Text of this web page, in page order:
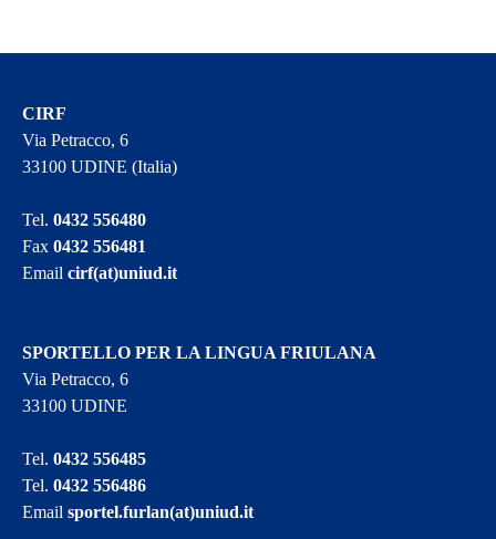
CIRF
Via Petracco, 6
33100 UDINE (Italia)
Tel.0432 556480
Fax0432 556481
Emailcirf(at)uniud.it
SPORTELLO PER LA LINGUA FRIULANA
Via Petracco, 6
33100 UDINE
Tel.0432 556485
Tel.0432 556486
Emailsportel.furlan(at)uniud.it